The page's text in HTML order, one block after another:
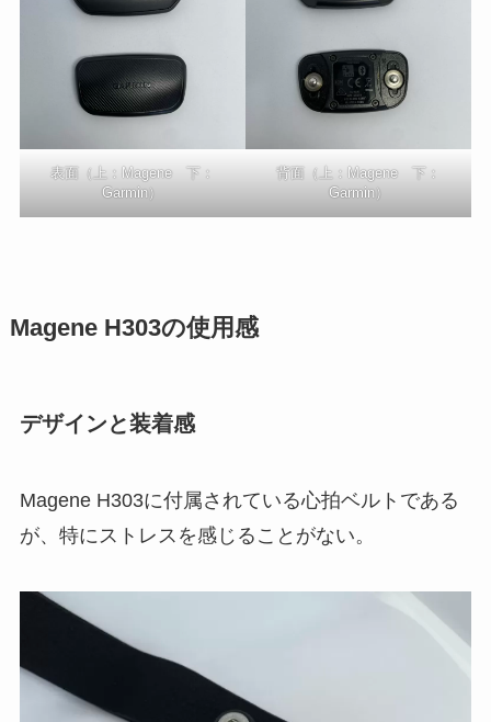
表面（上：Magene 下：
Garmin）
背面（上：Magene 下：
Garmin）
Magene H303の使用感
デザインと装着感
Magene H303に付属されている心拍ベルトである
が、特にストレスを感じることがない。